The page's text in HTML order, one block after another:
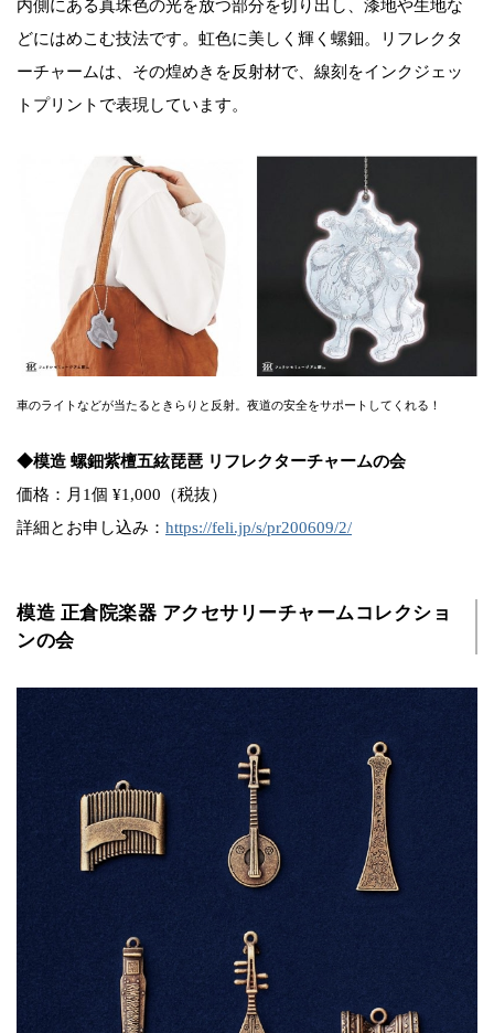
内側にある真珠色の光を放つ部分を切り出し、漆地や生地な
どにはめこむ技法です。虹色に美しく輝く螺鈿。リフレクタ
ーチャームは、その煌めきを反射材で、線刻をインクジェッ
トプリントで表現しています。
車のライトなどが当たるときらりと反射。夜道の安全をサポートしてくれる！
◆模造 螺鈿紫檀五絃琵琶 リフレクターチャームの会
価格：月1個 ¥1,000（税抜）
詳細とお申し込み： https://feli.jp/s/pr200609/2/
模造 正倉院楽器 アクセサリーチャームコレクショ
ンの会